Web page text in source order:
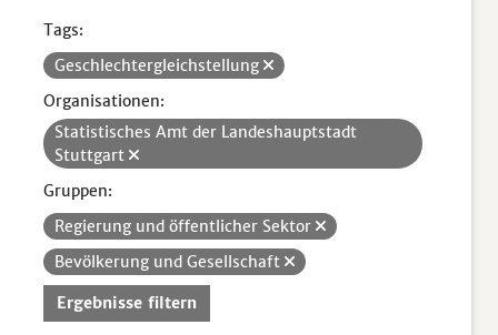
Tags:
Geschlechtergleichstellung
Organisationen:
Statistisches Amt der Landeshauptstadt
Stuttgart
Gruppen:
Regierung und öffentlicher Sektor
Bevölkerung und Gesellschaft
Ergebnisse filtern